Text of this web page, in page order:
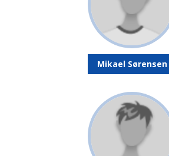
Mikael Sørensen